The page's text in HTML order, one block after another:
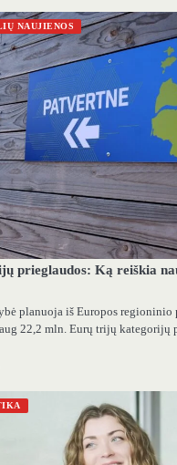
NAUJIENOS
prieglaudos: Ką reiškia
planuoja iš Europos regioninio
22,2 mln. Eurų trijų kategorijų